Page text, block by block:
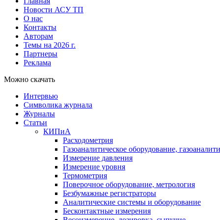
Новости АСУ ТП
О нас
Контакты
Авторам
Темы на 2026 г.
Партнеры
Реклама
Можно скачать
Интервью
Символика журнала
Журналы
Статьи
КИПиА
Расходометрия
Газоаналитическое оборудование,
Измерение давления
Измерение уровня
Термометрия
Поверочное оборудование, метрология
Безбумажные регистраторы
Аналитические системы и оборудование
Бесконтактные измерения